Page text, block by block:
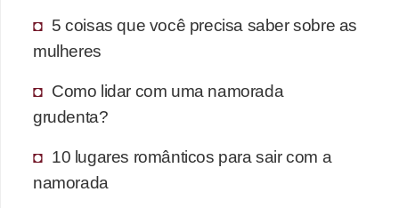
5 coisas que você precisa saber sobre as
mulheres
Como lidar com uma namorada
grudenta?
10 lugares românticos para sair com a
namorada